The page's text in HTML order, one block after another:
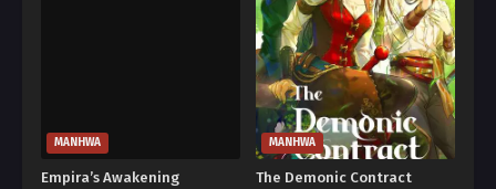
MANHWA
Empira’s Awakening
MANHWA
The Demonic Contract